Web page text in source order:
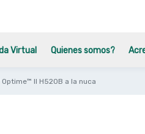
Virtual Quienes somos?
Optime™ II H520B a la nuca